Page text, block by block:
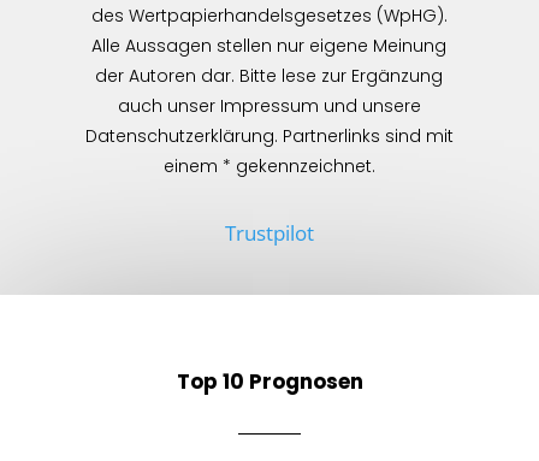
des Wertpapierhandelsgesetzes (WpHG).
Alle Aussagen stellen nur eigene Meinung
der Autoren dar. Bitte lese zur Ergänzung
auch unser Impressum und unsere
Datenschutzerklärung. Partnerlinks sind mit
einem * gekennzeichnet.
Trustpilot
Top 10 Prognosen